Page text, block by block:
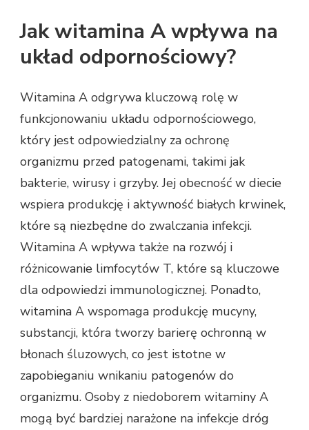
Jak witamina A wpływa na
układ odpornościowy?
Witamina A odgrywa kluczową rolę w
funkcjonowaniu układu odpornościowego,
który jest odpowiedzialny za ochronę
organizmu przed patogenami, takimi jak
bakterie, wirusy i grzyby. Jej obecność w diecie
wspiera produkcję i aktywność białych krwinek,
które są niezbędne do zwalczania infekcji.
Witamina A wpływa także na rozwój i
różnicowanie limfocytów T, które są kluczowe
dla odpowiedzi immunologicznej. Ponadto,
witamina A wspomaga produkcję mucyny,
substancji, która tworzy barierę ochronną w
błonach śluzowych, co jest istotne w
zapobieganiu wnikaniu patogenów do
organizmu. Osoby z niedoborem witaminy A
mogą być bardziej narażone na infekcje dróg